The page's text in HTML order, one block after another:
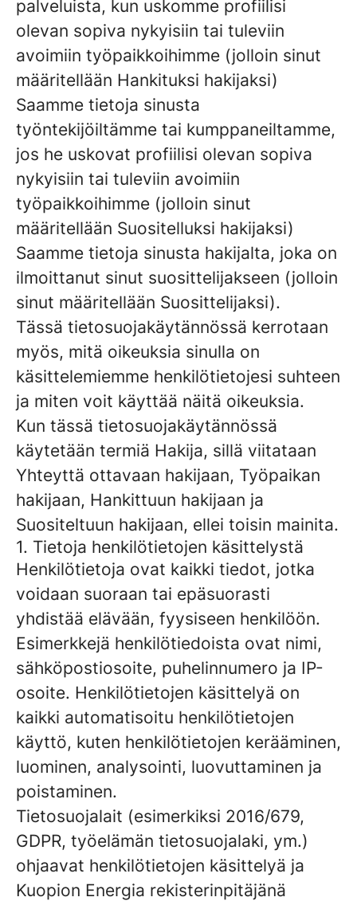
palveluista, kun uskomme profiilisi
olevan sopiva nykyisiin tai tuleviin
avoimiin työpaikkoihimme (jolloin sinut
määritellään Hankituksi hakijaksi)
Saamme tietoja sinusta
työntekijöiltämme tai kumppaneiltamme,
jos he uskovat profiilisi olevan sopiva
nykyisiin tai tuleviin avoimiin
työpaikkoihimme (jolloin sinut
määritellään Suositelluksi hakijaksi)
Saamme tietoja sinusta hakijalta, joka on
ilmoittanut sinut suosittelijakseen (jolloin
sinut määritellään Suosittelijaksi).
Tässä tietosuojakäytännössä kerrotaan
myös, mitä oikeuksia sinulla on
käsittelemiemme henkilötietojesi suhteen
ja miten voit käyttää näitä oikeuksia.
Kun tässä tietosuojakäytännössä
käytetään termiä Hakija, sillä viitataan
Yhteyttä ottavaan hakijaan, Työpaikan
hakijaan, Hankittuun hakijaan ja
Suositeltuun hakijaan, ellei toisin mainita.
1. Tietoja henkilötietojen käsittelystä
Henkilötietoja ovat kaikki tiedot, jotka
voidaan suoraan tai epäsuorasti
yhdistää elävään, fyysiseen henkilöön.
Esimerkkejä henkilötiedoista ovat nimi,
sähköpostiosoite, puhelinnumero ja IP-
osoite. Henkilötietojen käsittelyä on
kaikki automatisoitu henkilötietojen
käyttö, kuten henkilötietojen kerääminen,
luominen, analysointi, luovuttaminen ja
poistaminen.
Tietosuojalait (esimerkiksi 2016/679,
GDPR, työelämän tietosuojalaki, ym.)
ohjaavat henkilötietojen käsittelyä ja
Kuopion Energia rekisterinpitäjänä